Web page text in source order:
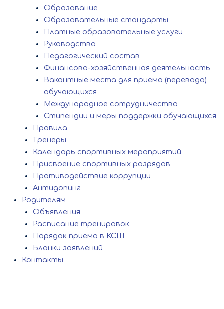
Образование
Образовательные стандарты
Платные образовательные услуги
Руководство
Педагогический состав
Финансово-хозяйственная деятельность
Вакантные места для приема (перевода)
обучающихся
Международное сотрудничество
Стипендии и меры поддержки обучающихся
Правила
Тренеры
Календарь спортивных мероприятий
Присвоение спортивных разрядов
Противодействие коррупции
Антидопинг
Родителям
Объявления
Расписание тренировок
Порядок приёма в КСШ
Бланки заявлений
Контакты